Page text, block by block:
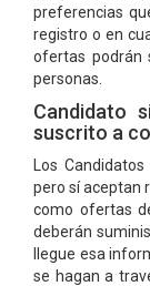
preferencias
registro o en
ofertas podrán
personas.
Candidato
suscrito a
Los
pero sí aceptan
como ofertas
deberán
llegue esa
se hagan a